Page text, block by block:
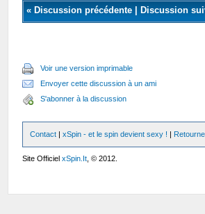
« Discussion précédente Discussion
Voir une version imprimable
Envoyer cette discussion à un ami
S'abonner à la discussion
Contact |xSpin - et le spin devient sexy ! |
Site OfficielxSpin.It , © 2012.